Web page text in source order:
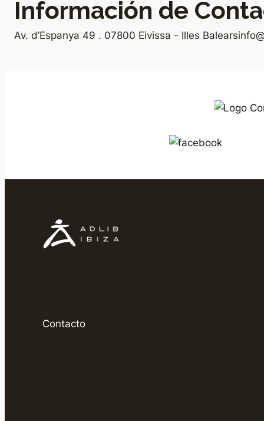
Información de
Av. d’Espanya 49 . 07800 Eivissa - Illes Balears
Contacto